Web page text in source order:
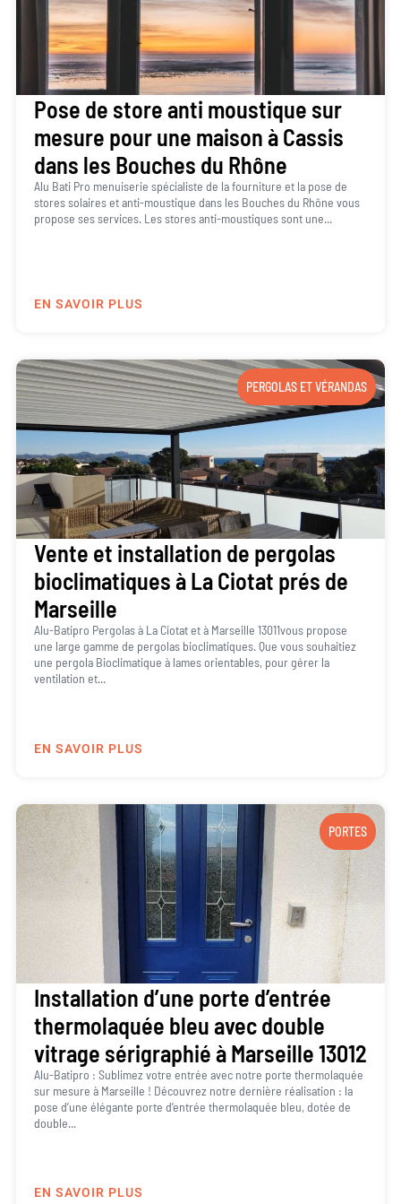
Pose de store anti moustique sur
mesure pour une maison à Cassis
dans les Bouches du Rhône
Alu Bati Pro menuiserie spécialiste de la fourniture et la pose de
stores solaires et anti-moustique dans les Bouches du Rhône vous
propose ses services. Les stores anti-moustiques sont une...
EN SAVOIR PLUS
PERGOLAS ET VÉRANDAS
Vente et installation de pergolas
bioclimatiques à La Ciotat prés de
Marseille
Alu-Batipro Pergolas à La Ciotat et à Marseille 13011vous propose
une large gamme de pergolas bioclimatiques. Que vous souhaitiez
une pergola Bioclimatique à lames orientables, pour gérer la
ventilation et...
EN SAVOIR PLUS
PORTES
Installation d’une porte d’entrée
thermolaquée bleu avec double
vitrage sérigraphié à Marseille 13012
Alu-Batipro : Sublimez votre entrée avec notre porte thermolaquée
sur mesure à Marseille ! Découvrez notre dernière réalisation : la
pose d’une élégante porte d’entrée thermolaquée bleu, dotée de
double...
EN SAVOIR PLUS